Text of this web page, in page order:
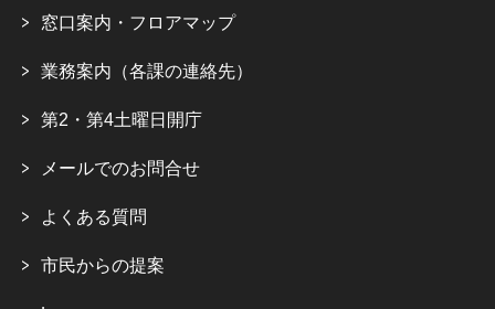
窓口案内・フロアマップ
業務案内（各課の連絡先）
第2・第4土曜日開庁
メールでのお問合せ
よくある質問
市民からの提案